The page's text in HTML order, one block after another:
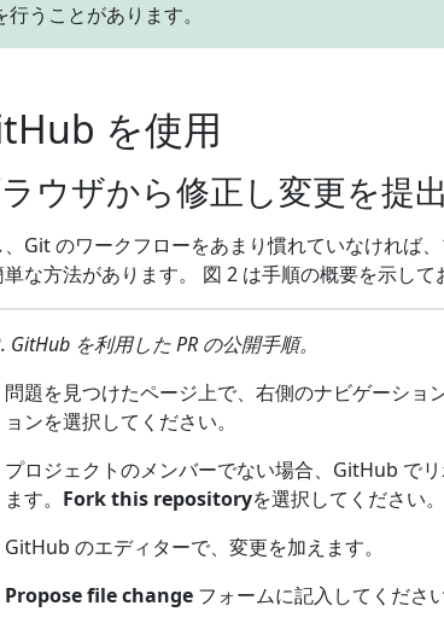
行うことがあります。
を使用
ウザから修正し変更を提
、Git のワークフローをあまり慣れていなければ
単な方法があります。 図 2 は手順の概要を示して
GitHub を利用した PR の公開手順。
問題を見つけたページ上で、右側のナビゲーショ
ョンを選択してください。
プロジェクトのメンバーでない場合、GitHub で
ます。 Fork this repositoryを選択してください。
GitHub のエディターで、変更を加えます。
Propose file change フォームに記入してください